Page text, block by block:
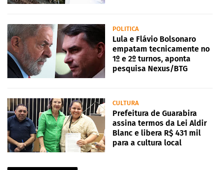
POLITICA
Lula e Flávio Bolsonaro
empatam tecnicamente no
1º e 2º turnos, aponta
pesquisa Nexus/BTG
CULTURA
Prefeitura de Guarabira
assina termos da Lei Aldir
Blanc e libera R$ 431 mil
para a cultura local